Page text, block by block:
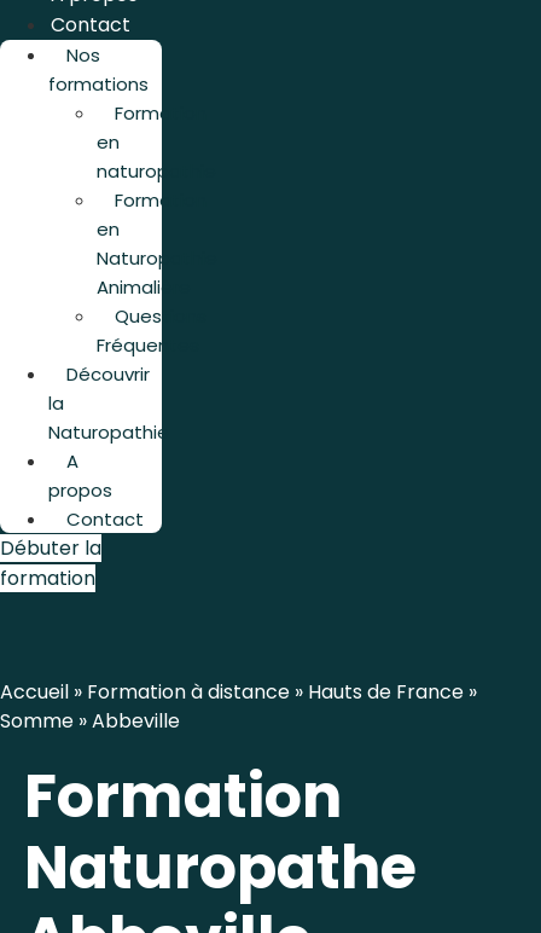
Contact
Nos
formations
Formation
en
naturopathie
Formation
en
Naturopathie
Animalière
Questions
Fréquentes
Découvrir
la
Naturopathie
A
propos
Contact
Débuter la
formation
Accueil » Formation à distance » Hauts de France »
Somme »Abbeville
Formation
Naturopathe